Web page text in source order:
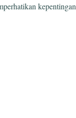
kepentingan